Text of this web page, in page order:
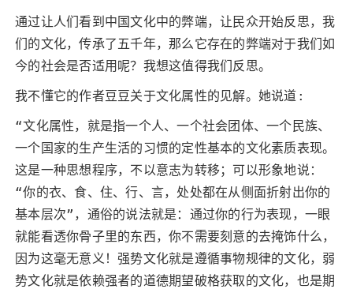
通过让人们看到中国文化中的弊端，让民众开始反思，我
们的文化，传承了五千年，那么它存在的弊端对于我们如
今的社会是否适用呢？我想这值得我们反思。
我不懂它的作者豆豆关于文化属性的见解。她说道:
“文化属性，就是指一个人、一个社会团体、一个民族、
一个国家的生产生活的习惯的定性基本的文化素质表现。
这是一种思想程序，不以意志为转移；可以形象地说：
“你的衣、食、住、行、言，处处都在从侧面折射出你的
基本层次”，通俗的说法就是：通过你的行为表现，一眼
就能看透你骨子里的东西，你不需要刻意的去掩饰什么，
因为这毫无意义！强势文化就是遵循事物规律的文化，弱
势文化就是依赖强者的道德期望破格获取的文化，也是期